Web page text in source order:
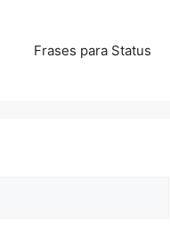
Frases para Status